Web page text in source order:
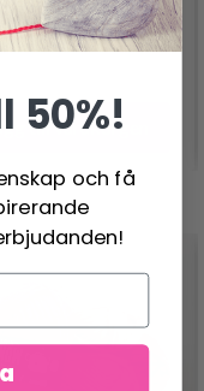
till varukorgen
50%!
och få